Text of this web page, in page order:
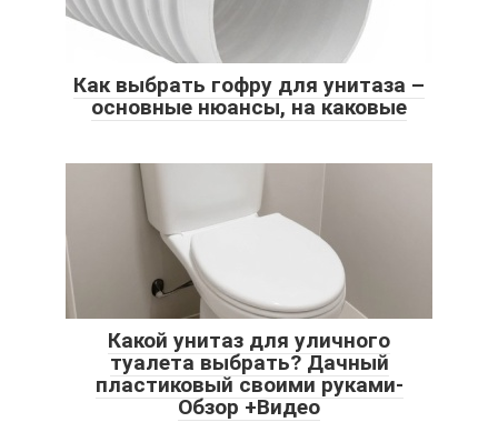
Как выбрать гофру для унитаза –
основные нюансы, на каковые
Какой унитаз для уличного
туалета выбрать? Дачный
пластиковый своими руками-
Обзор +Видео